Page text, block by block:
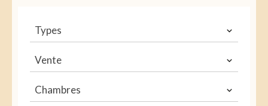
Types
Vente
Chambres